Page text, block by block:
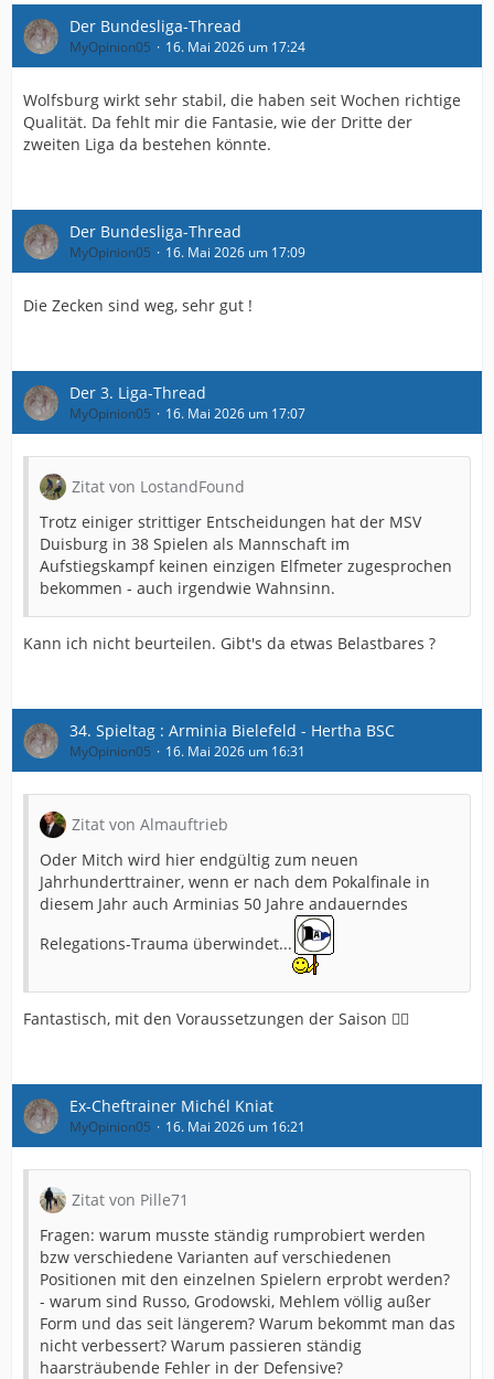
Der Bundesliga-Thread
MyOpinion05 16. Mai 2026 um 17:24
Wolfsburg wirkt sehr stabil, die haben seit Wochen richtige
Qualität. Da fehlt mir die Fantasie, wie der Dritte der
zweiten Liga da bestehen könnte.
Der Bundesliga-Thread
MyOpinion05 16. Mai 2026 um 17:09
Die Zecken sind weg, sehr gut !
Der 3. Liga-Thread
MyOpinion05 16. Mai 2026 um 17:07
Zitat von LostandFound
Trotz einiger strittiger Entscheidungen hat der MSV
Duisburg in 38 Spielen als Mannschaft im
Aufstiegskampf keinen einzigen Elfmeter zugesprochen
bekommen - auch irgendwie Wahnsinn.
Kann ich nicht beurteilen. Gibt's da etwas Belastbares ?
34. Spieltag : Arminia Bielefeld - Hertha BSC
MyOpinion05 16. Mai 2026 um 16:31
Zitat von Almauftrieb
Oder Mitch wird hier endgültig zum neuen
Jahrhunderttrainer, wenn er nach dem Pokalfinale in
diesem Jahr auch Arminias 50 Jahre andauerndes
Relegations-Trauma überwindet...
Fantastisch, mit den Voraussetzungen der Saison 👎🏻
Ex-Cheftrainer Michél Kniat
MyOpinion05 16. Mai 2026 um 16:21
Zitat von Pille71
Fragen: warum musste ständig rumprobiert werden
bzw verschiedene Varianten auf verschiedenen
Positionen mit den einzelnen Spielern erprobt werden?
- warum sind Russo, Grodowski, Mehlem völlig außer
Form und das seit längerem? Warum bekommt man das
nicht verbessert? Warum passieren ständig
haarsträubende Fehler in der Defensive?